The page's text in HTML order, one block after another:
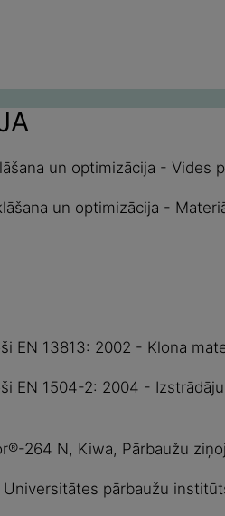
un optimizācija - Vides
un optimizācija -
EN 13813: 2002 - Klona
EN 1504-2: 2004 -
264 N, Kiwa, Pārbaužu
pārbaužu